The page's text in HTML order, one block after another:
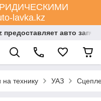
lavka.kz
предоставляет авто
на технику УАЗ